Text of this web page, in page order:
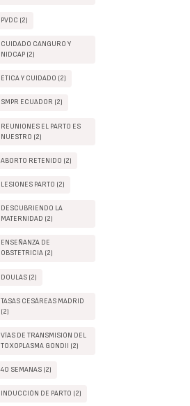
PVDC (2)
CUIDADO CANGURO Y
NIDCAP (2)
ÉTICA Y CUIDADO (2)
SMPR ECUADOR (2)
REUNIONES EL PARTO ES
NUESTRO (2)
ABORTO RETENIDO (2)
LESIONES PARTO (2)
DESCUBRIENDO LA
MATERNIDAD (2)
ENSEÑANZA DE
OBSTETRICIA (2)
DOULAS (2)
TASAS CESÁREAS MADRID
(2)
VÍAS DE TRANSMISIÓN DEL
TOXOPLASMA GONDII (2)
40 SEMANAS (2)
INDUCCIÓN DE PARTO (2)